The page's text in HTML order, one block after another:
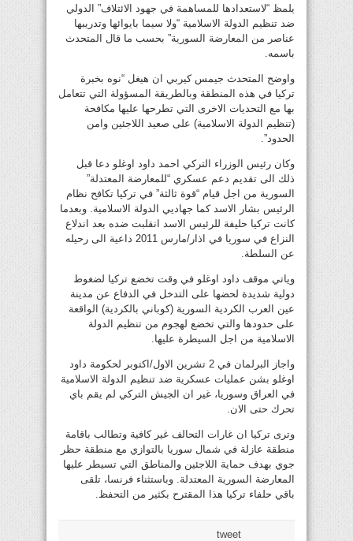
يلمظ “لاستعدادها للمساهمة في جهود الائتلاف” الدولي
ضد تنظيم الدولة الاسلامية “ولا سيما بايوائها وتدريبها
عناصر من المعارضة السورية” بحسب ما قال المتحدث
باسمه.
واوضح المتحدث جيمس كيربي ان هيغل “نوه بخبرة
تركيا في هذه المنطقة وبالطريقة المسؤولة التي تتعامل
بها مع التحديات الاخرى التي تطرحها عليها مكافحة
(تنظيم الدولة الاسلامية) على صعيد اللاجئين وامن
الحدود”.
وكان رئيس الوزراء التركي احمد داود اوغلو دعا قبل
ذلك الى تقديم دعم عسكري “للمعارضة المعتدلة”
السورية من اجل قيام “قوة ثالثة” في تركيا تكافح نظام
الرئيس بشار الاسد كما جهاديي الدولة الاسلامية. وبعدما
كانت تركيا حليفة للرئيس الاسد انقلبت ضده بعد اندلاع
النزاع في سوريا في اذار/مارس 2011 داعية الى رحيله
عن السلطة.
وياتي موقف داود اوغلو في وقت تخضع تركيا لضغوط
دولية شديدة لحضها على التدخل في الدفاع عن مدينة
عين العرب الكردية السورية (كوباني بالكردية) الواقعة
على حدودها والتي تخضع لهجوم من تنظيم الدولة
الاسلامية من اجل السيطرة عليها.
واجاز البرلمان في 2 تشرين الاول/اكتوبر لحكومة داود
اوغلو بشن عمليات عسكرية ضد تنظيم الدولة الاسلامية
في العراق وسوريا، غير ان الجيش التركي لم يقم باي
تحرك حتى الان.
وترى تركيا ان غارات التحالف غير كافية وتطالب باقامة
منطقة عازلة في شمال سوريا بالتوازي مع منطقة حظر
جوي بهدف حماية اللاجئين والمناطق التي تسيطر عليها
المعارضة السورية المعتدلة. وباستثناء فرنسا، تلقى
باقي حلفاء تركيا هذا المقترح بكثير من التحفظ.
tweet